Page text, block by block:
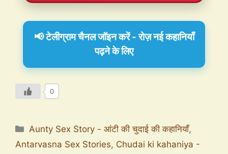
📢 टेलीग्राम चैनल जॉइन करें - रोज़ नई कहानियाँ
पढ़ने के लिए
0
Aunty Sex Story - आंटी की चुदाई की कहानियाँ,
Antarvasna Sex Stories, Chudai ki kahaniya -